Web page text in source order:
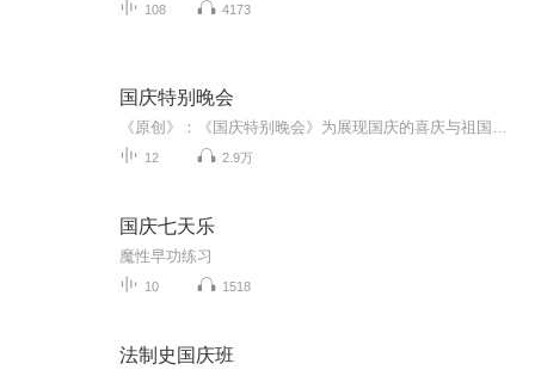
108 4173
国庆特别晚会
12 2.9万
国庆七天乐
魔性早功练习
10 1518
法制史国庆班